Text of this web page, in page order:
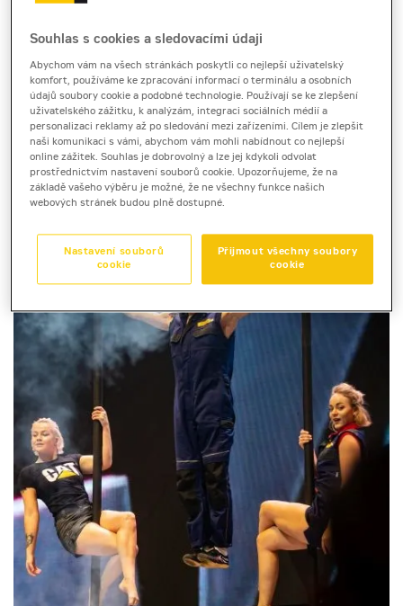
zemí, aby si prohlédli výrobky od více jak tří tisíc
vystavovatelů ze šedesáti zemí. Čísla výrazně překonala
veškerá očekávání a po letech izolace způsobené pandemií
covidu ukázala, že ani v odvětví vývoje, výroby a prodeje
strojů není nad osobní setkání. Na veletrhu se představily
novinky z oblasti stavebních strojů, strojů na výrobu
stavebních hmot, důlních strojů, stavebních vozidel a
stavební techniky.
Souhlas s cookies a sledovacími údaji
Abychom vám na všech stránkách poskytli co nejlepší uživatelský
komfort, používáme ke zpracování informací o terminálu a osobních
údajů soubory cookie a podobné technologie. Používají se ke zlepšení
uživatelského zážitku, k analýzám, integraci sociálních médií a
personalizaci reklamy až po sledování mezi zařízeními. Cílem je zlepšit
naši komunikaci s vámi, abychom vám mohli nabídnout co nejlepší
online zážitek. Souhlas je dobrovolný a lze jej kdykoli odvolat
prostřednictvím nastavení souborů cookie. Upozorňujeme, že na
základě vašeho výběru je možné, že ne všechny funkce našich
webových stránek budou plně dostupné.
Přijmout všechny soubory
cookie
Nastavení souborů
cookie